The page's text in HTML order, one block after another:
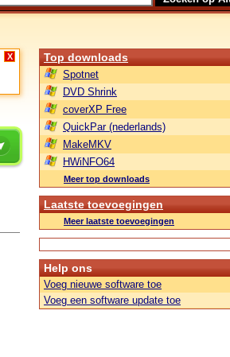
X Top downloads
Spotnet
DVD Shrink
coverXP Free
QuickPar (nederlands)
MakeMKV
HWiNFO64
Meer top downloads
Laatste toevoegingen
Meer laatste toevoegingen
Help ons
Voeg nieuwe software toe
Voeg een software update toe